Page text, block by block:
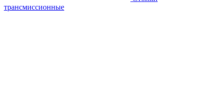
трансмиссионные